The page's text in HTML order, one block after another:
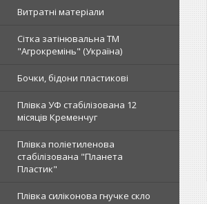
Витратні матеріали
Сітка затінювальна ТМ
"Агрокремінь" (Україна)
Бочки, бідони пластикові
Плівка УФ стабілізована 12
місяців Кременчуг
Плівка поліетиленова
стабілізована "Планета
Пластик"
Плівка силіконова гнучке скло